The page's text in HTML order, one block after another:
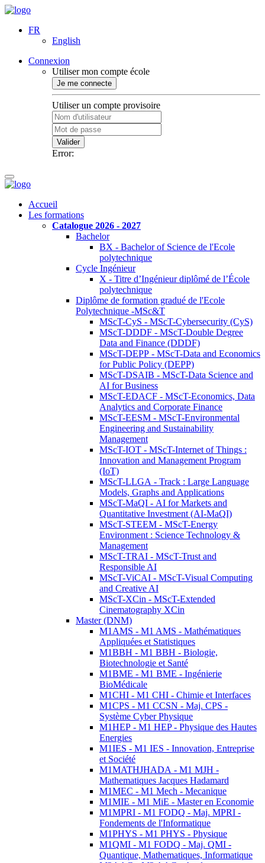
FR
English
Connexion
Utiliser mon compte école
Je me connecte
Utiliser un compte provisoire
Valider
Error:
Accueil
Les formations
Catalogue 2026 - 2027
Bachelor
BX - Bachelor of Science de l'Ecole
polytechnique
Cycle Ingénieur
X - Titre d’Ingénieur diplômé de l’École
polytechnique
Diplôme de formation gradué de l'Ecole
Polytechnique -MSc&T
MScT-CyS - MScT-Cybersecurity (CyS)
MScT-DDDF - MScT-Double Degree
Data and Finance (DDDF)
MScT-DEPP - MScT-Data and Economics
for Public Policy (DEPP)
MScT-DSAIB - MScT-Data Science and
AI for Business
MScT-EDACF - MScT-Economics, Data
Analytics and Corporate Finance
MScT-EESM - MScT-Environmental
Engineering and Sustainability
Management
MScT-IOT - MScT-Internet of Things :
Innovation and Management Program
(IoT)
MScT-LLGA - Track : Large Language
Models, Graphs and Applications
MScT-MaQI - AI for Markets and
Quantitative Investment (AI-MaQI)
MScT-STEEM - MScT-Energy
Environment : Science Technology &
Management
MScT-TRAI - MScT-Trust and
Responsible AI
MScT-ViCAI - MScT-Visual Computing
and Creative AI
MScT-XCin - MScT-Extended
Cinematography XCin
Master (DNM)
M1AMS - M1 AMS - Mathématiques
Appliquées et Statistiques
M1BBH - M1 BBH - Biologie,
Biotechnologie et Santé
M1BME - M1 BME - Ingénierie
BioMédicale
M1CHI - M1 CHI - Chimie et Interfaces
M1CPS - M1 CCSN - Maj. CPS -
Système Cyber Physique
M1HEP - M1 HEP - Physique des Hautes
Energies
M1IES - M1 IES - Innovation, Entreprise
et Société
M1MATHJHADA - M1 MJH -
Mathematiques Jacques Hadamard
M1MEC - M1 Mech - Mecanique
M1MIE - M1 MiE - Master en Economie
M1MPRI - M1 FODQ - Maj. MPRI -
Fondements de l'Informatique
M1PHYS - M1 PHYS - Physique
M1QMI - M1 FODQ - Maj. QMI -
Quantique, Mathematiques, Informatique